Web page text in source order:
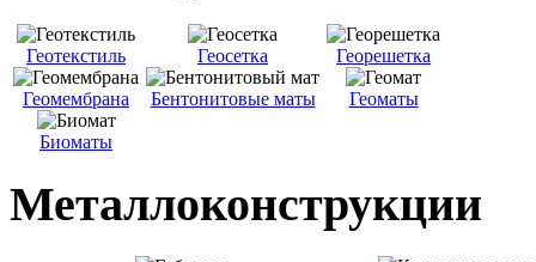
Геотекстиль Геосетка Георешетка
Геомембрана Бентонитовые маты Геоматы
Биоматы
Металлоконструкции